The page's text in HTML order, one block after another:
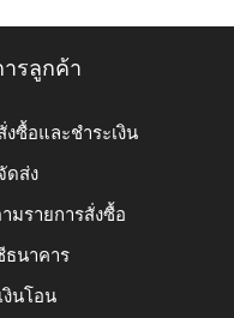
รลูกค้า
งซื้อและชำระเงิน
ดส่ง
มรายการสั่งซื้อ
นาคาร
งินโอน